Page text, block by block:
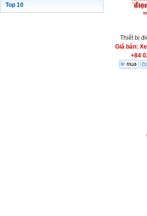
Top 10
Thiết bị
Giá bán:
+84